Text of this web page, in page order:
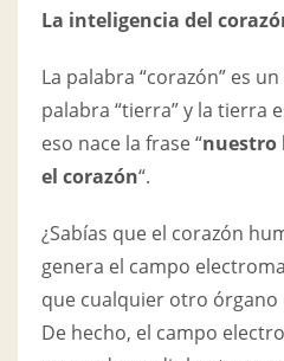
La inteligencia del
La palabra “corazón” es
palabra “tierra” y la tierra
eso nace la frase “nuestro
el corazón“.
¿Sabías que el corazón
genera el campo
que cualquier otro
De hecho, el campo